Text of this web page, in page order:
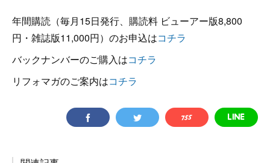
年間購読（毎月15日発行、購読料 ビューアー版8,800
円・雑誌版11,000円）のお申込はコチラ
バックナンバーのご購入はコチラ
リフォマガのご案内はコチラ